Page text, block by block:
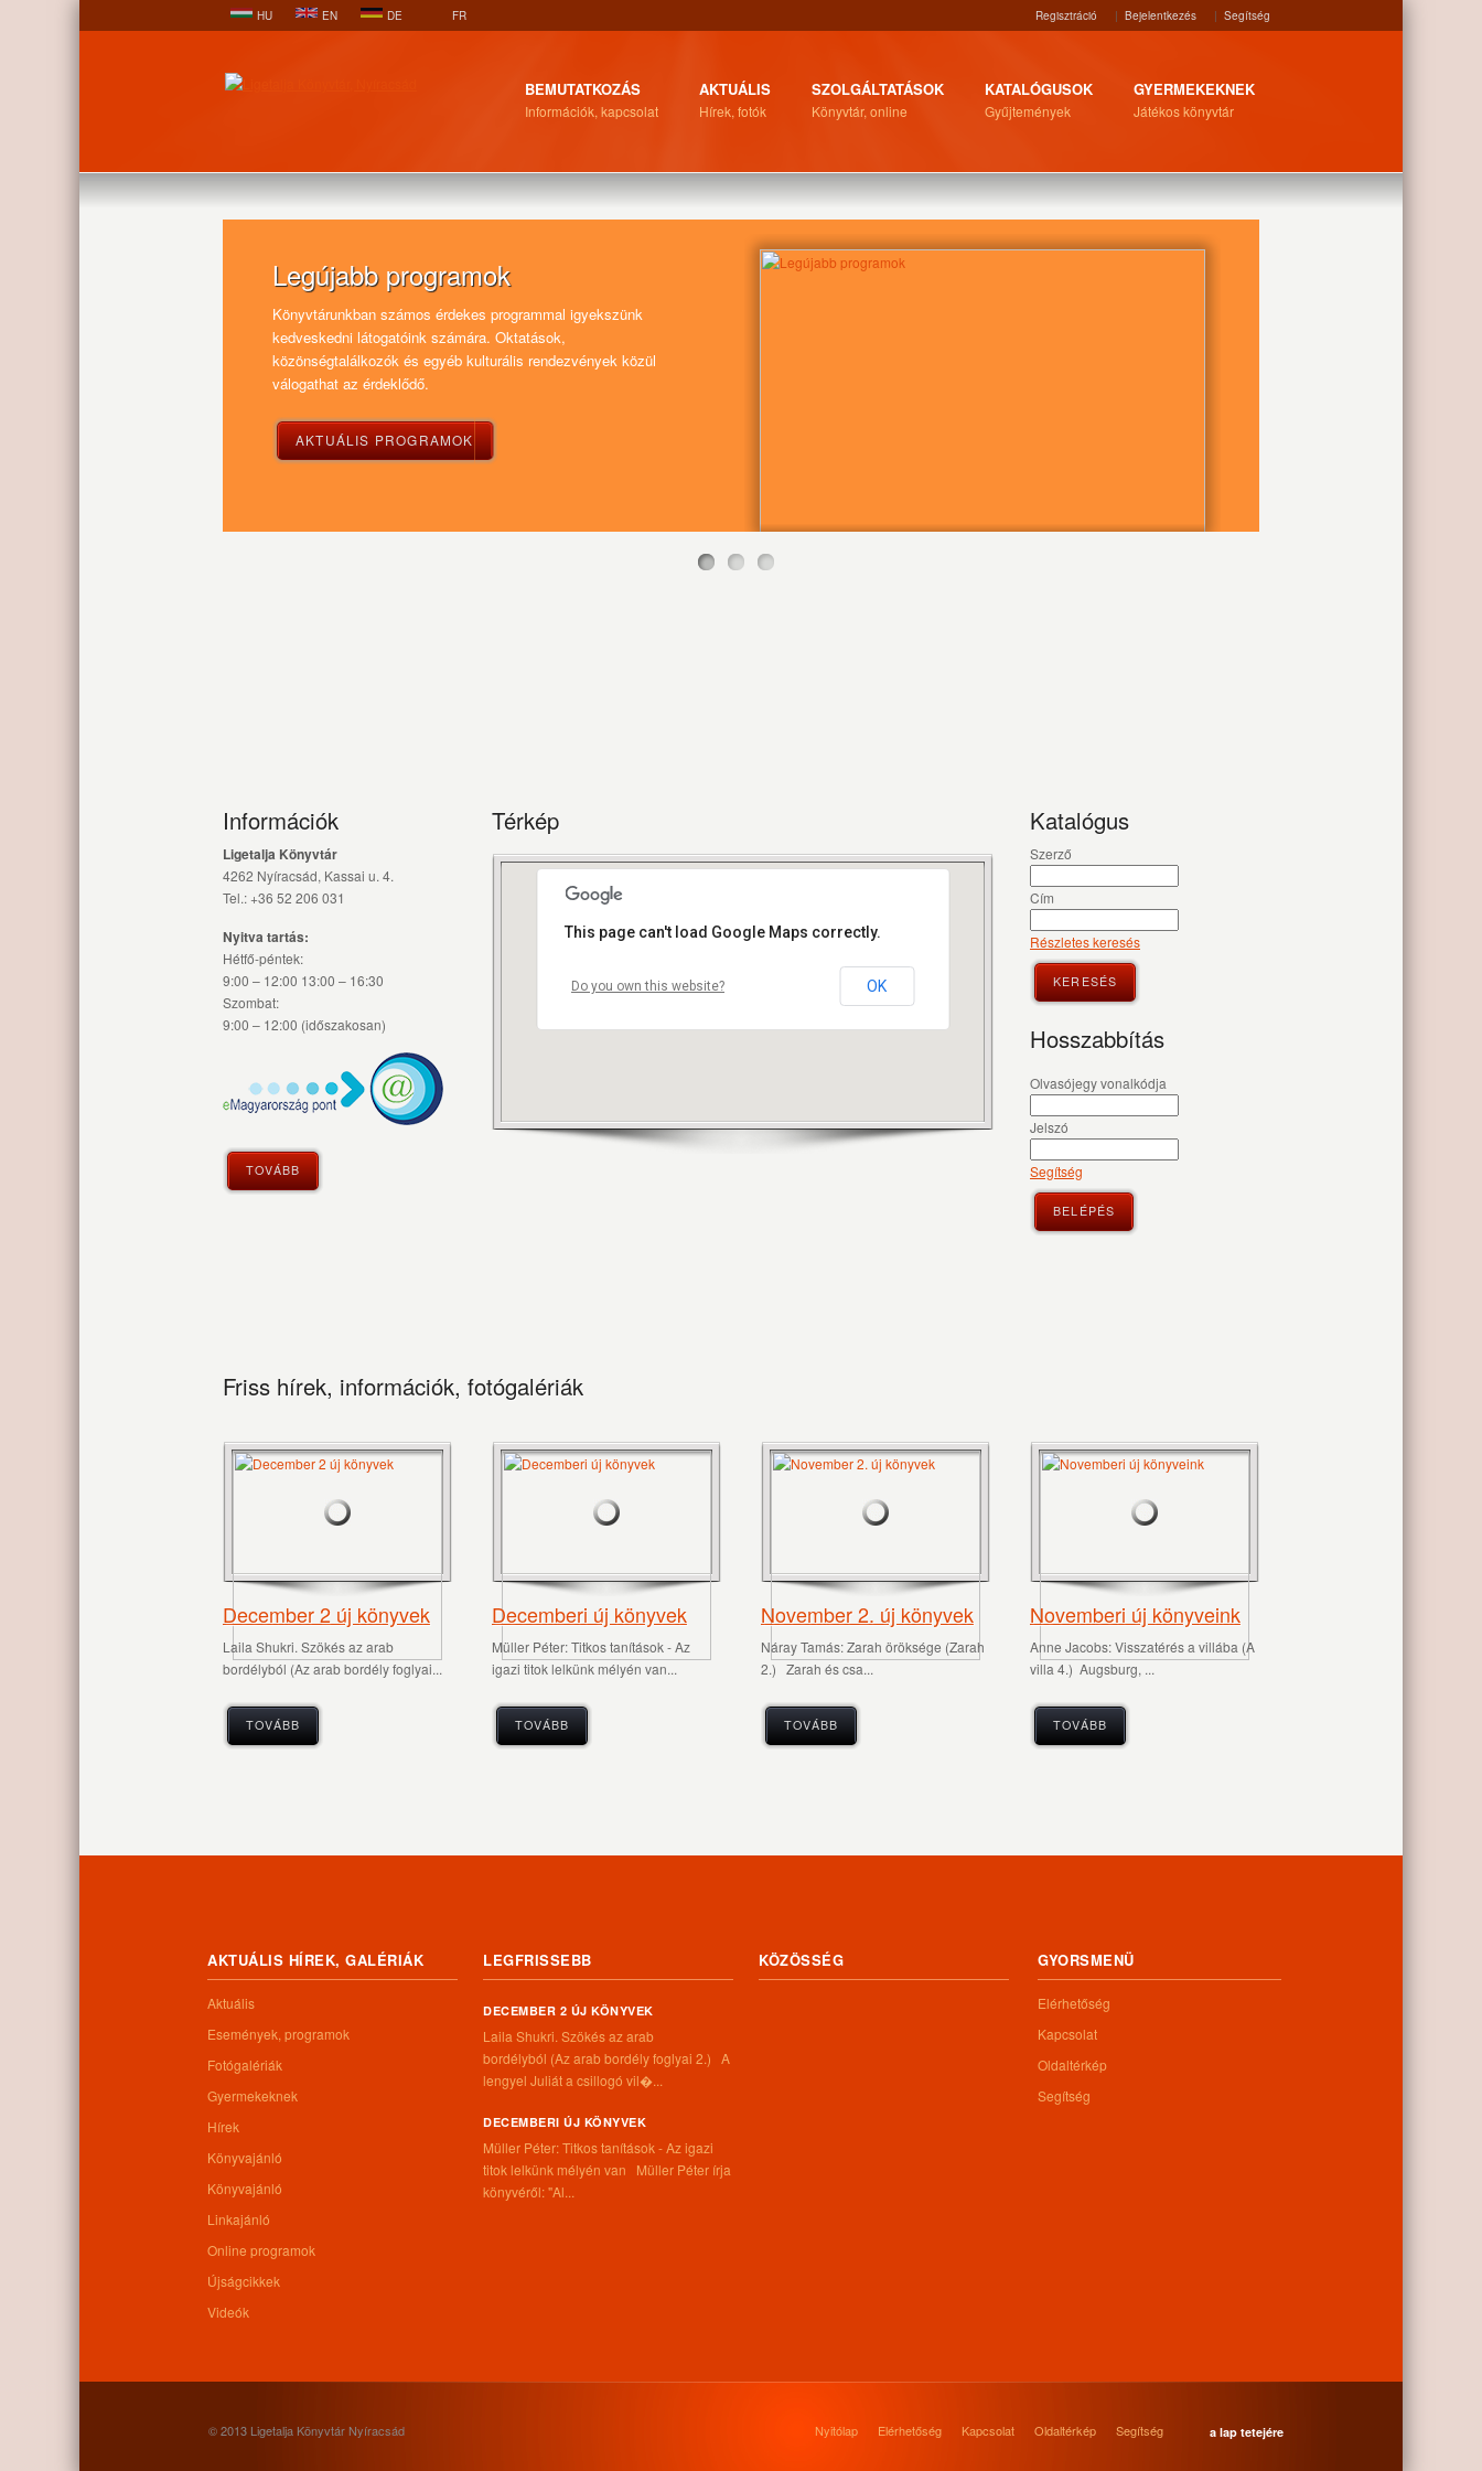
HU EN DE FR Regisztráció | Bejelentkezés | Segítség
BEMUTATKOZÁS
Információk, kapcsolat
AKTUÁLIS
Hírek, fotók
SZOLGÁLTATÁSOK
Könyvtár, online
KATALÓGUSOK
Gyűjtemények
GYERMEKEKNEK
Játékos könyvtár
Legújabb programok
Könyvtárunkban számos érdekes programmal igyekszünk
kedveskedni látogatóink számára. Oktatások,
közönségtalálkozók és egyéb kulturális rendezvények közül
válogathat az érdeklődő.
AKTUÁLIS PROGRAMOK
Információk
Ligetalja Könyvtár
4262 Nyíracsád, Kassai u. 4.
Tel.: +36 52 206 031
Nyitva tartás:
Hétfő-péntek:
9:00 – 12:00 13:00 – 16:30
Szombat:
9:00 – 12:00 (időszakosan)
TOVÁBB
Térkép
This page can't load Google Maps correctly.
Do you own this website? OK
Katalógus
Szerző
Cím
Részletes keresés
KERESÉS
Hosszabbítás
Olvasójegy vonalkódja
Jelszó
Segítség
BELÉPÉS
Friss hírek, információk, fotógalériák
December 2 új könyvek
Laila Shukri. Szökés ​az arab
bordélyból (Az arab bordély foglyai...
TOVÁBB
Decemberi új könyvek
Müller Péter: Titkos tanítások - Az
igazi titok lelkünk mélyén van...
TOVÁBB
November 2. új könyvek
Náray Tamás: Zarah ​öröksége (Zarah
2.) Zarah ​és csa...
TOVÁBB
Novemberi új könyveink
Anne Jacobs: Visszatérés ​a villába (A
villa 4.) Augsburg, ​...
TOVÁBB
AKTUÁLIS HÍREK, GALÉRIÁK
Aktuális
Események, programok
Fotógalériák
Gyermekeknek
Hírek
Könyvajánló
Könyvajánló
Linkajánló
Online programok
Újságcikkek
Videók
LEGFRISSEBB
DECEMBER 2 ÚJ KÖNYVEK
Laila Shukri. Szökés ​az arab
bordélyból (Az arab bordély foglyai 2.) A
lengyel Juliát a csillogó vil�...
DECEMBERI ÚJ KÖNYVEK
Müller Péter: Titkos tanítások - Az igazi
titok lelkünk mélyén van Müller Péter írja
könyvéről: "Al...
KÖZÖSSÉG GYORSMENÜ
Elérhetőség
Kapcsolat
Oldaltérkép
Segítség
© 2013 Ligetalja Könyvtár Nyíracsád a lap tetejére
Nyitólap Elérhetőség Kapcsolat Oldaltérkép Segítség